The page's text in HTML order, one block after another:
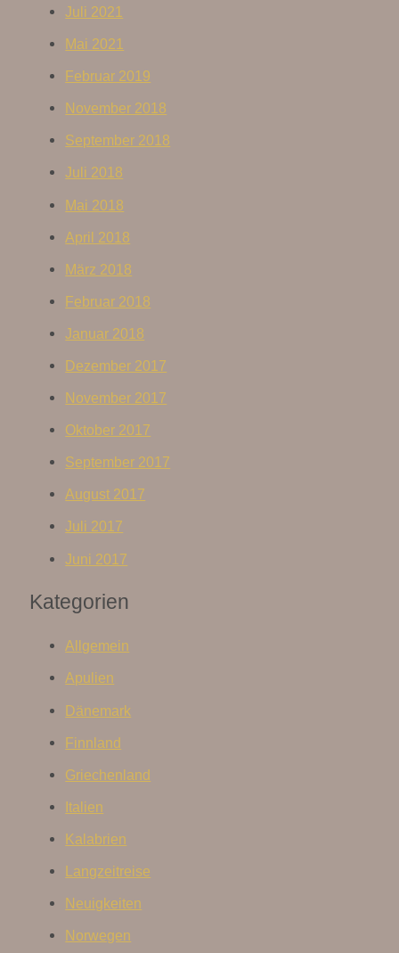
Juli 2021
Mai 2021
Februar 2019
November 2018
September 2018
Juli 2018
Mai 2018
April 2018
März 2018
Februar 2018
Januar 2018
Dezember 2017
November 2017
Oktober 2017
September 2017
August 2017
Juli 2017
Juni 2017
Kategorien
Allgemein
Apulien
Dänemark
Finnland
Griechenland
Italien
Kalabrien
Langzeitreise
Neuigkeiten
Norwegen